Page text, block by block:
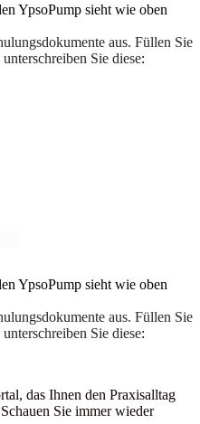
YpsoPump sieht wie oben
aus. Füllen Sie
Sie diese:
YpsoPump sieht wie oben
aus. Füllen Sie
Sie diese:
das Ihnen den Praxisalltag
Sie immer wieder